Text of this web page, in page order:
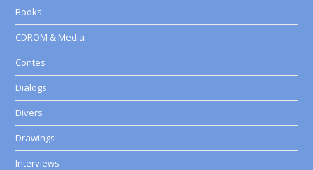
Books
CDROM & Media
Contes
Dialogs
Divers
Drawings
Interviews